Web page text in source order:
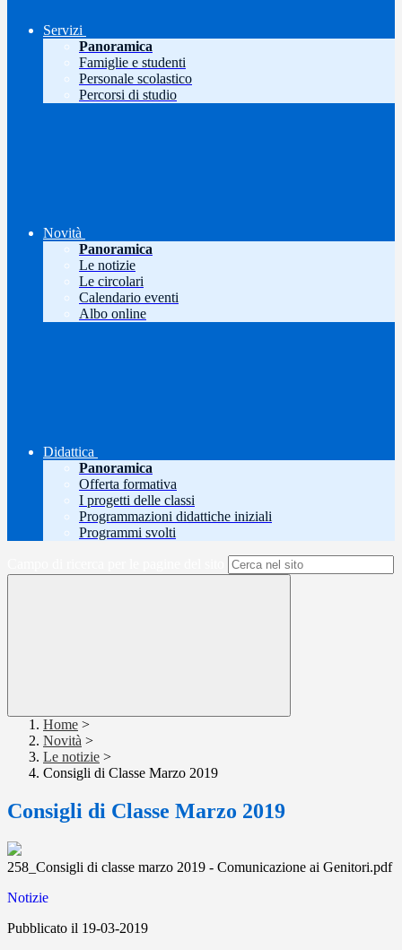
Servizi
Panoramica
Famiglie e studenti
Personale scolastico
Percorsi di studio
Novità
Panoramica
Le notizie
Le circolari
Calendario eventi
Albo online
Didattica
Panoramica
Offerta formativa
I progetti delle classi
Programmazioni didattiche iniziali
Programmi svolti
Home >
Novità >
Le notizie >
Consigli di Classe Marzo 2019
Consigli di Classe Marzo 2019
258_Consigli di classe marzo 2019 - Comunicazione ai Genitori.pdf
Notizie
Pubblicato il 19-03-2019